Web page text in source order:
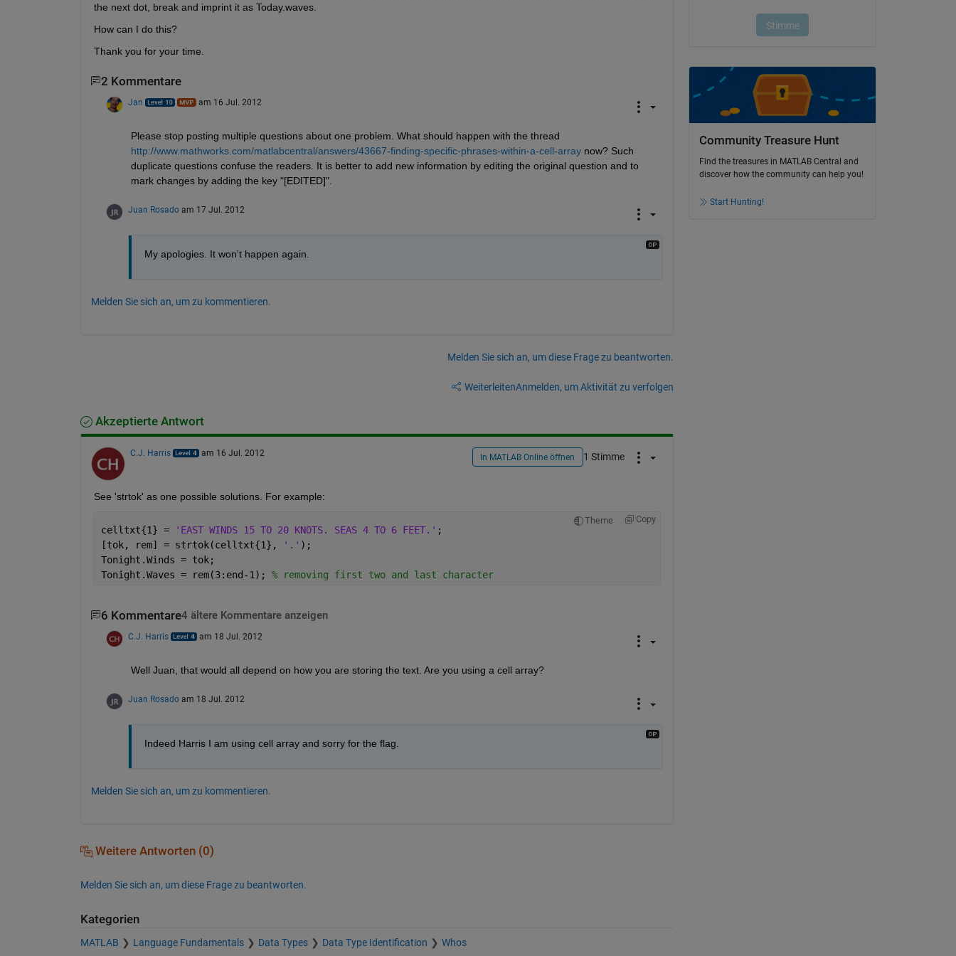
the next dot, break and imprint it as Today.waves.
How can I do this?
Thank you for your time.
2 Kommentare
Jan am 16 Jul. 2012
Please stop posting multiple questions about one problem. What should happen with the thread
http://www.mathworks.com/matlabcentral/answers/43667-finding-specific-phrases-within-a-cell-array now? Such
duplicate questions confuse the readers. It is better to add new information by editing the original question and to
mark changes by adding the key "[EDITED]".
Juan Rosado am 17 Jul. 2012
My apologies. It won't happen again.
Melden Sie sich an, um zu kommentieren.
Melden Sie sich an, um diese Frage zu beantworten.
WeiterleitenAnmelden, um Aktivität zu verfolgen
Akzeptierte Antwort
C.J. Harris am 16 Jul. 2012 In MATLAB Online öffnen 1 Stimme
See 'strtok' as one possible solutions. For example:
Theme Copy
celltxt{1} = 'EAST WINDS 15 TO 20 KNOTS. SEAS 4 TO 6 FEET.' ;
[tok, rem] = strtok(celltxt{1},
'.' );
Tonight.Winds = tok;
Tonight.Waves = rem(3:end-1); % removing first two and last character
6 Kommentare4 ältere Kommentare anzeigen
C.J. Harris am 18 Jul. 2012
Well Juan, that would all depend on how you are storing the text. Are you using a cell array?
Juan Rosado am 18 Jul. 2012
Indeed Harris I am using cell array and sorry for the flag.
Melden Sie sich an, um zu kommentieren.
Weitere Antworten (0)
Melden Sie sich an, um diese Frage zu beantworten.
Kategorien
MATLAB Language Fundamentals Data Types Data Type Identification Whos
Community Treasure Hunt
Find the treasures in MATLAB Central and
discover how the community can help you!
Start Hunting!